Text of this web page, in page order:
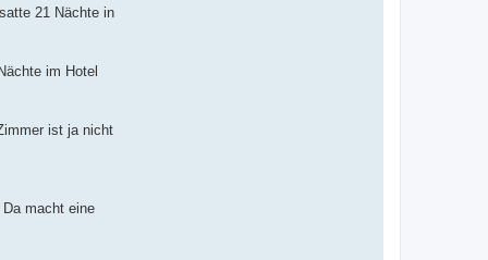
21 Nächte in
im Hotel
ist ja nicht
macht eine